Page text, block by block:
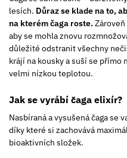
lesích. Důraz se klade na to,
na kterém čaga roste.Zároveň
aby se mohla znovu
důležité odstranit všechny
krájí na kousky a suší se přímo
velmi nízkou teplotou.
Jak se vyrábí čaga elixír?
Nasbíraná a vysušená čaga se
díky které si zachovává
bioaktivních složek.